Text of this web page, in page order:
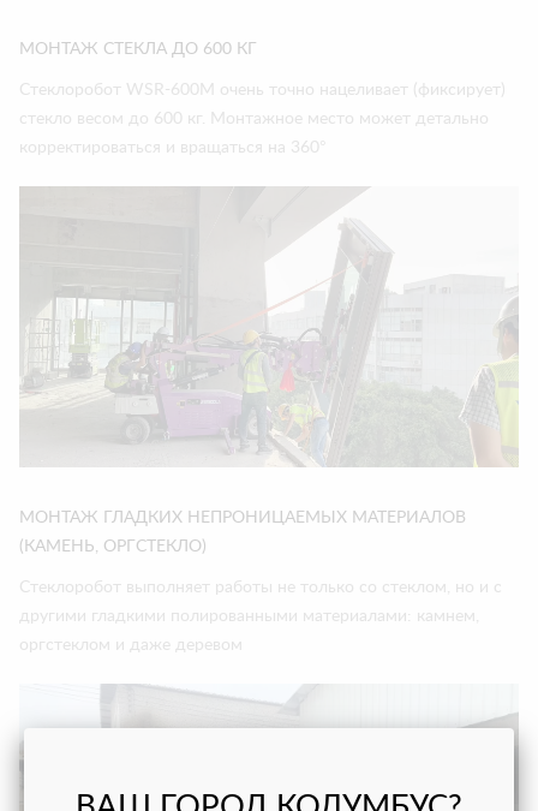
МОНТАЖ СТЕКЛА ДО 600 КГ
Стеклоробот WSR-600M очень точно нацеливает (фиксирует)
стекло весом до 600 кг. Монтажное место может детально
корректироваться и вращаться на 360°
МОНТАЖ ГЛАДКИХ НЕПРОНИЦАЕМЫХ МАТЕРИАЛОВ
(КАМЕНЬ, ОРГСТЕКЛО)
Стеклоробот выполняет работы не только со стеклом, но и с
другими гладкими полированными материалами: камнем,
оргстеклом и даже деревом